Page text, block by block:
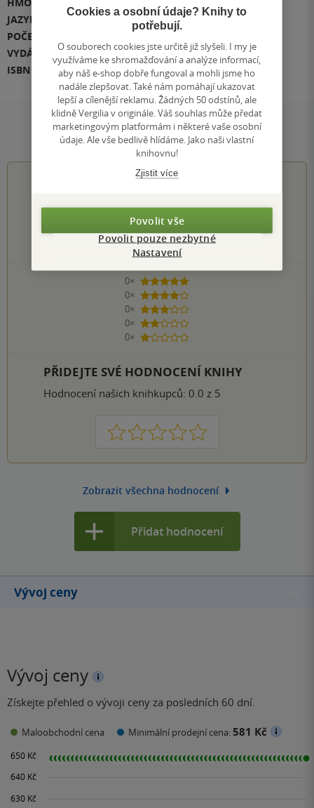
JAZYK
čeština
POČET STRAN
VYDÁNÍ
1
ISBN
978-80-284-0439-0
Hodnocení a recenze čtenářů
0.0z5
0hodnocení čtenářů
0×
5 hvězdiček
0×
4 hvězdičky
0×
3 hvězdičky
0×
2 hvězdičky
0×
1 hvezdička
PŘIDEJTE SVÉ HODNOCENÍ KNIHY
Hodnocení našich knihkupců: 0.0 z 5
1 2 3 4 5
Zobrazit všechna hodnocení
Přidat hodnocení
Vývoj ceny
Vývoj ceny
Získejte přehled o vývoji ceny za posledních 60 dní.
Maloobchodní cena Minimální prodejní cena:581 Kč
Cookies a osobní údaje? Knihy to
potřebují.
O souborech cookies jste určitě již slyšeli. I my je
využíváme ke shromažďování a analýze informací,
aby náš e-shop dobře fungoval a mohli jsme ho
nadále zlepšovat. Také nám pomáhají ukazovat
lepší a cílenější reklamu. Žádných 50 odstínů, ale
klidně Vergilia v originále. Váš souhlas může předat
marketingovým platformám i některé vaše osobní
údaje. Ale vše bedlivě hlídáme. Jako naši vlastní
knihovnu!
Zjistit více
Povolit vše
Povolit pouze nezbytné
Nastavení